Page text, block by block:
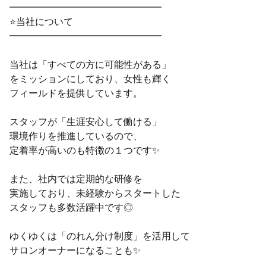
━━━━━━━━━━━━━━━━
⭐当社について
━━━━━━━━━━━━━━━━
当社は「すべての方に可能性がある」
をミッションにしており、女性も輝く
フィールドを提供しています。
スタッフが「生涯安心して働ける」
環境作りを推進しているので、
定着率が高いのも特徴の１つです✨
また、社内では定期的な研修を
実施しており、未経験からスタートした
スタッフも多数活躍中です◎
ゆくゆくは「のれん分け制度」を活用して
サロンオーナーになることも✨